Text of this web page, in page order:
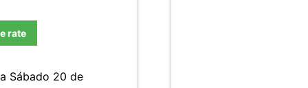
rate
Sábado 20 de